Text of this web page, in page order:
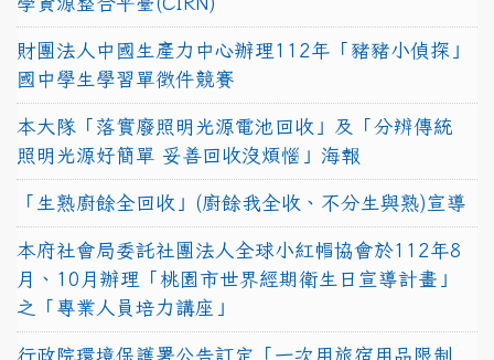
財團法人中國生產力中心辦理112年「豬豬小偵探」
國中學生學習單徵件競賽
本大隊「落實廢照明光源電池回收」及「分辨傳統
照明光源好簡單 妥善回收沒煩惱」海報
「生熟廚餘全回收」(廚餘我全收、不分生與熟)宣導
本府社會局委託社團法人全球小紅帽協會於112年8
月、10月辦理「桃園市世界經期衛生日宣導計畫」
之「專業人員培力講座」
行政院環境保護署公告訂定「一次用旅宿用品限制